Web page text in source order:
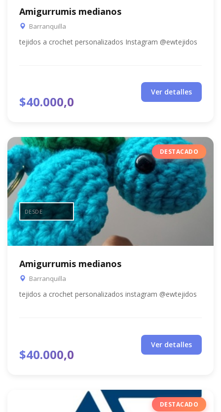
Amigurrumis medianos
Barranquilla
tejidos a crochet personalizados Instagram @ewtejidos
$40.000,0
Ver detalles
DESTACADO
Amigurrumis medianos
Barranquilla
tejidos a crochet personalizados instagram @ewtejidos
DESDE
$40.000,0
Ver detalles
DESTACADO